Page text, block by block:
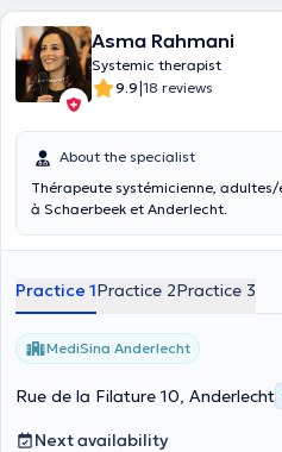
Asma Rahmani
Systemic therapist
9.9|18 reviews
About the specialist
Thérapeute systémicienne,
à Schaerbeek et Anderlecht.
Practice 1Practice 2Practice 3
MediSina Anderlecht
Rue de la Filature 10, Anderlecht
Next availability